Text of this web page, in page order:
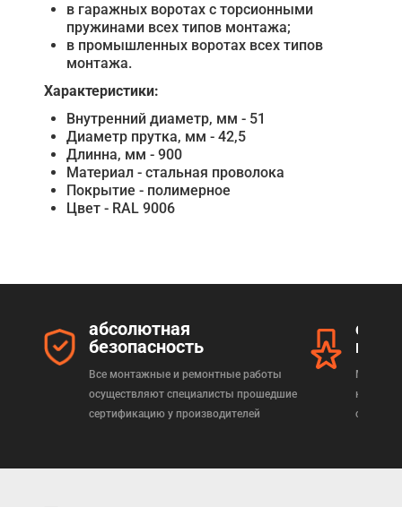
в гаражных воротах с торсионными
пружинами всех типов монтажа;
в промышленных воротах всех типов
монтажа.
Характеристики:
Внутренний диаметр, мм - 51
Диаметр прутка, мм - 42,5
Длинна, мм - 900
Материал - стальная проволока
Покрытие - полимерное
Цвет - RAL 9006
абсолютная
безопасность
Все монтажные и ремонтные работы
осуществляют специалисты прошедшие
сертификацию у производителей
Мы